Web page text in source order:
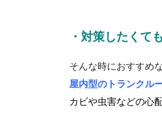
・対策したくて
そんな時におすすめ
屋内型のトランクル
カビや虫害などの心